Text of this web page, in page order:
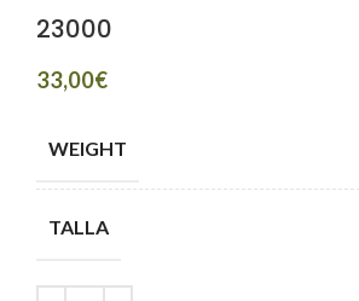
23000
€
WEIGHT
TALLA